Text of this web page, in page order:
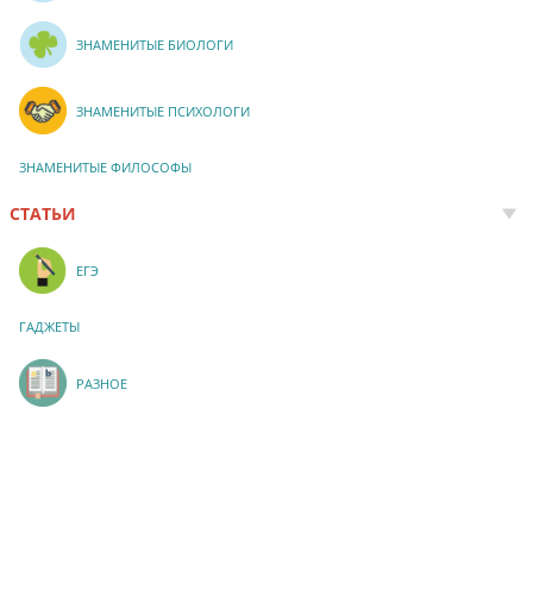
ЗНАМЕНИТЫЕ БИОЛОГИ
ЗНАМЕНИТЫЕ ПСИХОЛОГИ
ЗНАМЕНИТЫЕ ФИЛОСОФЫ
СТАТЬИ
ЕГЭ
ГАДЖЕТЫ
РАЗНОЕ